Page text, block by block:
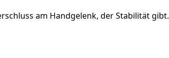
am Handgelenk, der Stabilität gibt.